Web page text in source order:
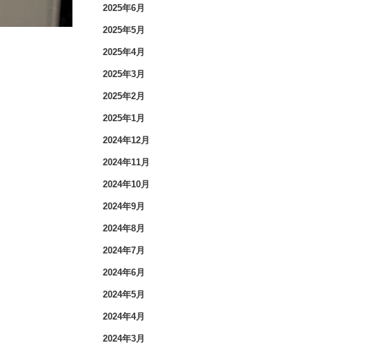
2025年6月
2025年5月
2025年4月
2025年3月
2025年2月
2025年1月
2024年12月
2024年11月
2024年10月
2024年9月
2024年8月
2024年7月
2024年6月
2024年5月
2024年4月
2024年3月